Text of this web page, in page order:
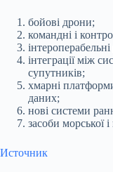
бойові дрони;
командні і
інтеграції між
супутників;
хмарні
даних;
нові системи
засоби морської
Источник